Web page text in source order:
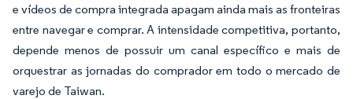
e vídeos de compra integrada apagam ainda mais as fronteiras
entre navegar e comprar. A intensidade competitiva, portanto,
depende menos de possuir um canal específico e mais de
orquestrar as jornadas do comprador em todo o mercado de
varejo de Taiwan.